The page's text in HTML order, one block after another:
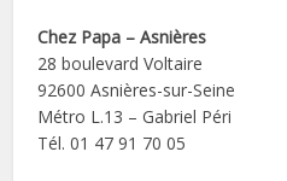
Chez Papa – Asnières
28 boulevard Voltaire
92600 Asnières-sur-Seine
Métro L.13 – Gabriel Péri
Tél. 01 47 91 70 05